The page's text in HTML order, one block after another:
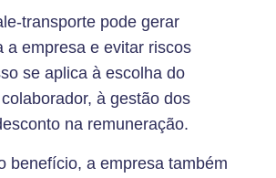
transporte pode gerar
a empresa e evitar riscos
se aplica à escolha do
à gestão dos
na remuneração.
benefício, a empresa também